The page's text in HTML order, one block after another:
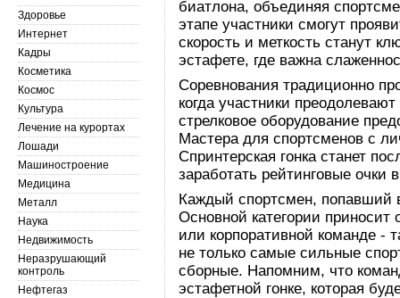
биатлона, объединяя
этапе участники смогут
скорость и меткость станут
эстафете, где важна
Соревнования традиционно
когда участники
стрелковое оборудование
Мастера для спортсменов с
Спринтерская гонка станет
заработать рейтинговые очки
Каждый спортсмен,
Основной категории
или корпоративной команде -
не только самые сильные
сборные. Напомним, что
эстафетной гонке, которая
Здоровье
Интернет
Кадры
Косметика
Космос
Культура
Лечение на курортах
Лошади
Машиностроение
Медицина
Металл
Наука
Недвижимость
Неразрушающий
контроль
Нефтегаз